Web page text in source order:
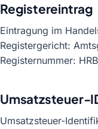
Registereintrag
Eintragung im
Registergericht:
Registernummer:
Umsatzsteuer-
Umsatzsteuer-